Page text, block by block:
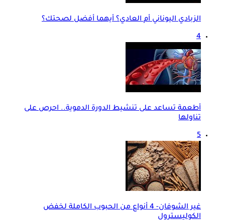
الزبادي اليوناني أم العادي؟ أيهما أفضل لصحتك؟
4
أطعمة تساعد على تنشيط الدورة الدموية.. احرص على
تناولها
5
غير الشوفان- 4 أنواع من الحبوب الكاملة لخفض
الكوليسترول